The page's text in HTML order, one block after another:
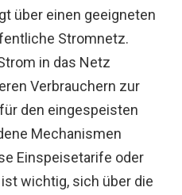
über einen geeigneten
Stromnetz.
in das Netz
Verbrauchern zur
den eingespeisten
Mechanismen
Einspeisetarife oder
wichtig, sich über die